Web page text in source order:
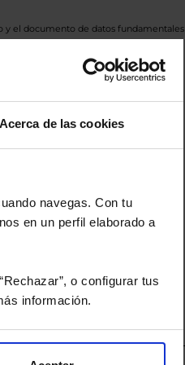
Acerca de las cookies
navegas. Con tu
en un perfil elaborado a
o configurar tus
información.
y el documento de datos fundamentales
de Valor Liquidativo de la sesión
en la divisa Euro.
un estudio gratuito